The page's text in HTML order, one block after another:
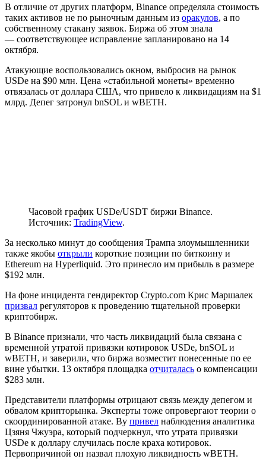
В отличие от других платформ, Binance определяла стоимость
таких активов не по рыночным данным из оракулов, а по
собственному стакану заявок. Биржа об этом знала
— соответствующее исправление запланировано на 14
октября.
Атакующие воспользовались окном, выбросив на рынок
USDe на $90 млн. Цена «стабильной монеты» временно
отвязалась от доллара США, что привело к ликвидациям на $1
млрд. Депег затронул bnSOL и wBETH.
Часовой график USDe/USDT биржи Binance.
Источник: TradingView.
За несколько минут до сообщения Трампа злоумышленники
также якобы открыли короткие позиции по биткоину и
Ethereum на Hyperliquid. Это принесло им прибыль в размере
$192 млн.
На фоне инцидента гендиректор Crypto.com Крис Маршалек
призвал регуляторов к проведению тщательной проверки
криптобирж.
В Binance признали, что часть ликвидаций была связана с
временной утратой привязки котировок USDe, bnSOL и
wBETH, и заверили, что биржа возместит понесенные по ее
вине убытки. 13 октября площадка отчиталась о компенсации
$283 млн.
Представители платформы отрицают связь между депегом и
обвалом крипторынка. Эксперты тоже опровергают теории о
скоординированной атаке. Ву привел наблюдения аналитика
Цзяня Чжуэра, который подчеркнул, что утрата привязки
USDe к доллару случилась после краха котировок.
Первопричиной он назвал плохую ликвидность wBETH.